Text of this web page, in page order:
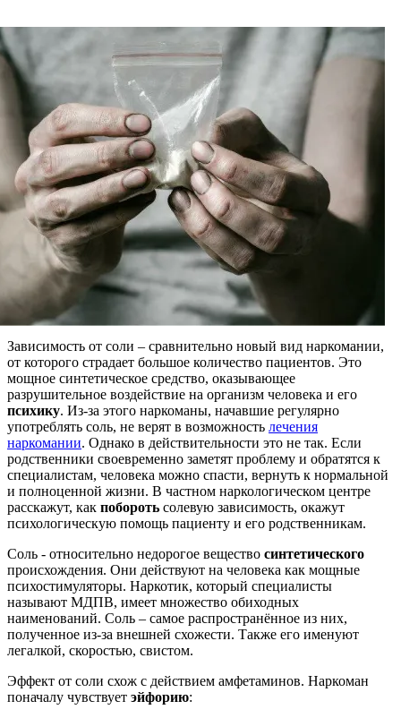
Зависимость от соли – сравнительно новый вид наркомании,
от которого страдает большое количество пациентов. Это
мощное синтетическое средство, оказывающее
разрушительное воздействие на организм человека и его
психику. Из-за этого наркоманы, начавшие регулярно
употреблять соль, не верят в возможность лечения
наркомании. Однако в действительности это не так. Если
родственники своевременно заметят проблему и обратятся к
специалистам, человека можно спасти, вернуть к нормальной
и полноценной жизни. В частном наркологическом центре
расскажут, как побороть солевую зависимость, окажут
психологическую помощь пациенту и его родственникам.
Соль - относительно недорогое вещество синтетического
происхождения. Они действуют на человека как мощные
психостимуляторы. Наркотик, который специалисты
называют МДПВ, имеет множество обиходных
наименований. Соль – самое распространённое из них,
полученное из-за внешней схожести. Также его именуют
легалкой, скоростью, свистом.
Эффект от соли схож с действием амфетаминов. Наркоман
поначалу чувствует эйфорию: